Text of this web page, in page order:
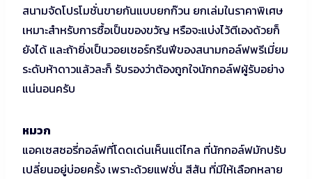
สนามจัดโปรโมชั่นขายกันแบบยกก๊วน ยกเล่มในราคาพิเศษ
เหมาะสำหรับการซื้อเป็นของขวัญ หรือจะแบ่งไว้ตีเองด้วยก็
ยังได้ และถ้ายิ่งเป็นวอยเชอร์กรีนฟีของสนามกอล์ฟพรีเมี่ยม
ระดับห้าดาวแล้วละก็ รับรองว่าต้องถูกใจนักกอล์ฟผู้รับอย่าง
แน่นอนครับ
หมวก
แอคเซสซอรี่กอล์ฟที่โดดเด่นเห็นแต่ไกล ที่นักกอล์ฟมักปรับ
เปลี่ยนอยู่บ่อยครั้ง เพราะด้วยแฟชั่น สีสัน ที่มีให้เลือกหลาย